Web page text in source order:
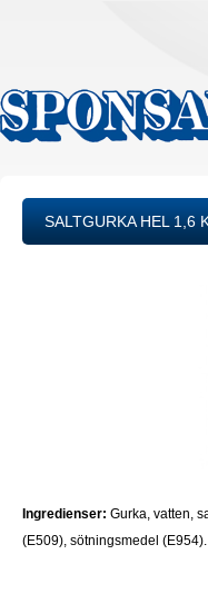
SALTGURKA HEL 1,6
Ingredienser: Gurka, vatten,
(E509), sötningsmedel (E954).